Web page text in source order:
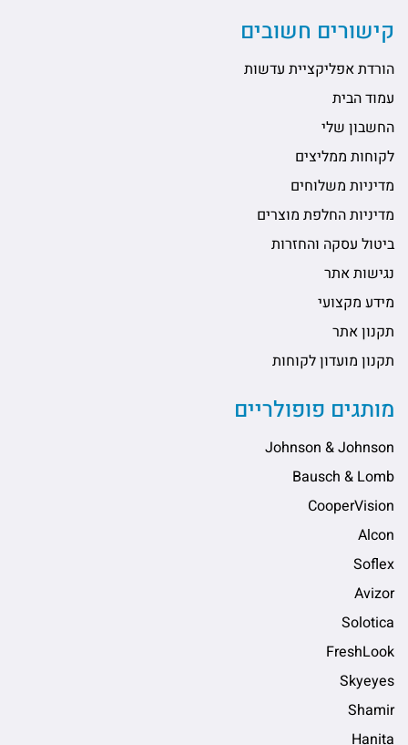
קישורים חשובים
הורדת אפליקציית עדשות
עמוד הבית
החשבון שלי
לקוחות ממליצים
מדיניות משלוחים
מדיניות החלפת מוצרים
ביטול עסקה והחזרות
נגישות אתר
מידע מקצועי
תקנון אתר
תקנון מועדון לקוחות
מותגים פופולריים
Johnson & Johnson
Bausch & Lomb
CooperVision
Alcon
Soflex
Avizor
Solotica
FreshLook
Skyeyes
Shamir
Hanita